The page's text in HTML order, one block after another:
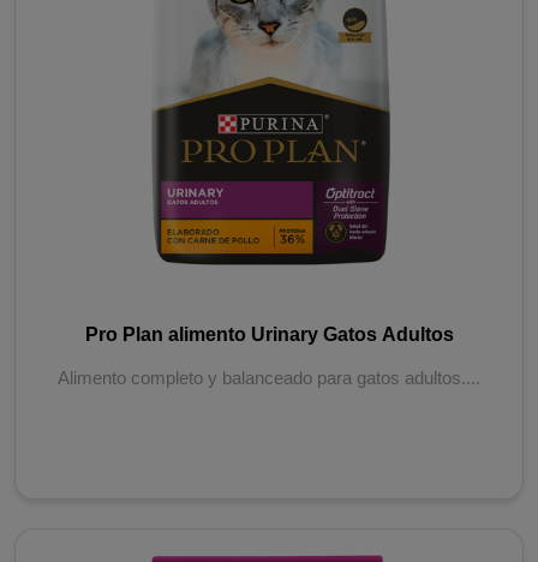
Pro Plan alimento Urinary Gatos Adultos
Alimento completo y balanceado para gatos adultos....